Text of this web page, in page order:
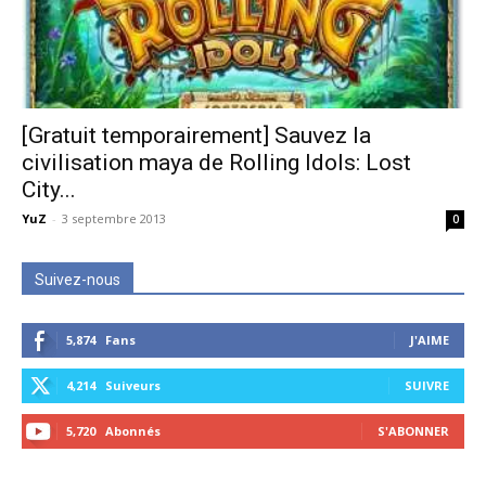
[Gratuit temporairement] Sauvez la
civilisation maya de Rolling Idols: Lost
City...
YuZ - 3 septembre 2013 0
Suivez-nous
5,874 Fans J'AIME
4,214 Suiveurs SUIVRE
5,720 Abonnés S'ABONNER